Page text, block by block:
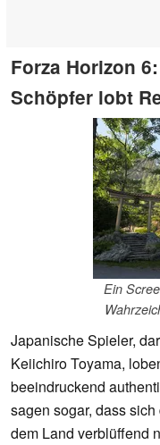
Forza Horizon
Schöpfer lobt
Ein
Japanische Spieler,
Keiichiro Toyama,
beeindruckend
sagen sogar, dass
dem Land verblüffend